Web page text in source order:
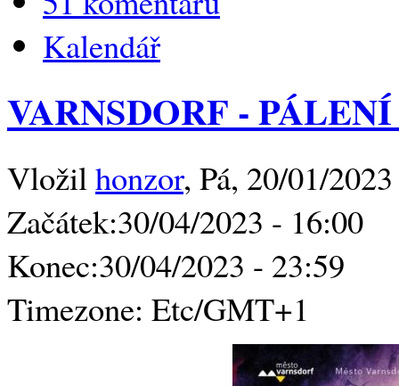
Kalendář
VARNSDORF -
Vložilhonzor, Pá, 20/01/
Začátek:30/04/2023 - 16:00
Konec:30/04/2023 - 23:59
Timezone: Etc/GMT+1